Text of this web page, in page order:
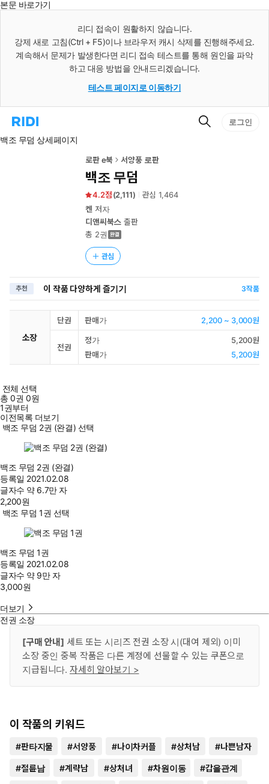
본문 바로가기
리디 접속이 원활하지 않습니다.
강제 새로 고침(Ctrl + F5)이나 브라우저 캐시 삭제를 진행해주세요.
계속해서 문제가 발생한다면 리디 접속 테스트를 통해 원인을 파악
하고 대응 방법을 안내드리겠습니다.
테스트 페이지로 이동하기
리
홈
검
로그인
백조 무덤 상세페이지
로판 e북 서양풍 로판
백조 무덤
4.2 (2,111) 관심1,464
켄 저자
디앤씨북스 출판
총 2권
관심
추천 이 작품 다양하게 즐기기 3작품
소장
단권 판매가 2,200 ~ 3,000원
전권
정가
5,200원
판매가
5,200원
전체 선택
총0권 0원
1권부터
이전목록 더보기
백조 무덤 2권 (완결) 선택
백조 무덤 2권 (완결)
등록일 2021.02.08
글자수 약 6.7만 자
2,200원
백조 무덤 1권 선택
백조 무덤 1권
등록일 2021.02.08
글자수 약 9만 자
3,000원
더보기
전권 소장
[구매 안내] 세트 또는 시리즈 전권 소장 시(대여 제외) 이미
소장 중인 중복 작품은 다른 계정에 선물할 수 있는 쿠폰으로
지급됩니다. 자세히 알아보기 >
이 작품의 키워드
#판타지물 #서양풍 #나이차커플 #상처남 #나쁜남자
#절륜남 #계략남 #상처녀 #차원이동 #갑을관계